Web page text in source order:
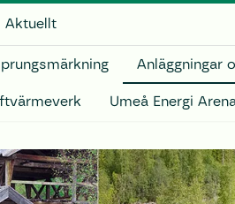
Aktuellt
Anläggningar
Umeå Energi